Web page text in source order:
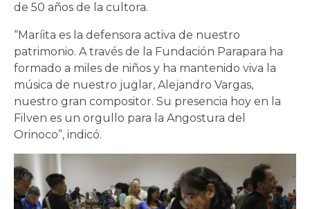
de 50 años de la cultora.
“Maríita es la defensora activa de nuestro
patrimonio. A través de la Fundación Parapara ha
formado a miles de niños y ha mantenido viva la
música de nuestro juglar, Alejandro Vargas,
nuestro gran compositor. Su presencia hoy en la
Filven es un orgullo para la Angostura del
Orinoco”, indicó.